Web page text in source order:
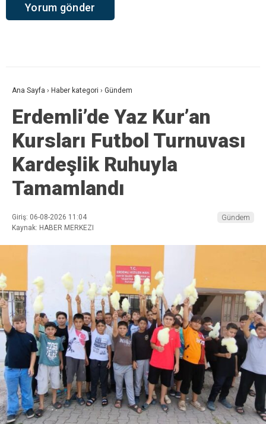
Ana Sayfa › Haber kategori › Gündem
Erdemli’de Yaz Kur’an
Kursları Futbol Turnuvası
Kardeşlik Ruhuyla
Tamamlandı
Giriş: 06-08-2026 11:04
Kaynak: HABER MERKEZI
Gündem